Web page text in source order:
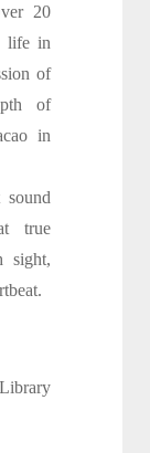
20
life in
of
of
in
true
sight,